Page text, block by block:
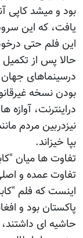
بود و میشد کاپی
یافت، که این
این فلم حتی
حالا پس از
درسینماهای
بودن نسخه
دراینترنت، آوازه
نیزدربین مردم
بپا خیزاند.
تفاوت ها میان
تفاوت عمده و
اینست که فلم
پاکستان بود و
حاشیه ای